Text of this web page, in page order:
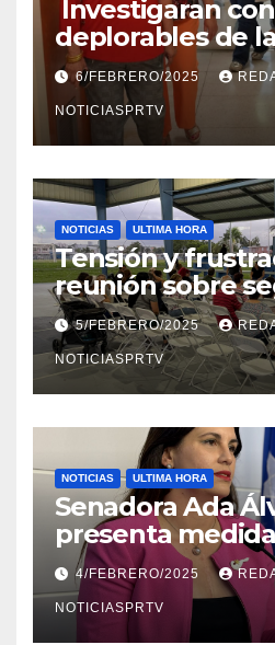
Investigaran
deplorables de
el Departamento
en Mayagüez
6/FEBRERO/2025
NOTICIASPRTV
NOTICIAS ULTIMA HORA
Tensión y
reunión sobre
Reparto
5/FEBRERO/2025
NOTICIASPRTV
NOTICIAS ULTIMA HORA
Senadora Ada
presenta
violencia en el
4/FEBRERO/2025
NOTICIASPRTV